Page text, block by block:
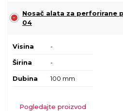
Nosač alata za perforirane
04
Visina -
Širina -
Dubina 100 mm
Pogledajte proizvod